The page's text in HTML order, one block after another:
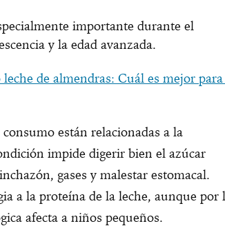
importante durante el
y la edad avanzada.
leche de almendras: Cuál es mejor
están relacionadas a la
impide digerir bien el azúcar
gases y malestar estomacal.
a la proteína de la leche, aunque por
afecta a niños pequeños.